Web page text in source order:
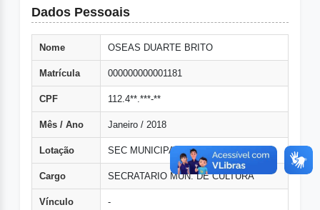
Dados Pessoais
Nome OSEAS DUARTE BRITO
Matrícula 000000000001181
CPF 112.4**.***-**
Mês / Ano Janeiro / 2018
Lotação SEC MUNICIPAL DE CULTURA
Cargo SECRATARIO MUN. DE CULTURA
Vínculo -